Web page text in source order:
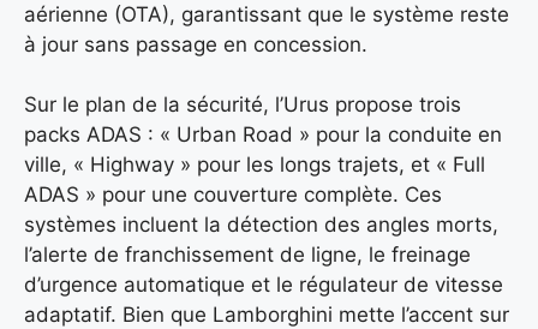
aérienne (OTA), garantissant que le système reste
à jour sans passage en concession.
Sur le plan de la sécurité, l’Urus propose trois
packs ADAS : « Urban Road » pour la conduite en
ville, « Highway » pour les longs trajets, et « Full
ADAS » pour une couverture complète. Ces
systèmes incluent la détection des angles morts,
l’alerte de franchissement de ligne, le freinage
d’urgence automatique et le régulateur de vitesse
adaptatif. Bien que Lamborghini mette l’accent sur